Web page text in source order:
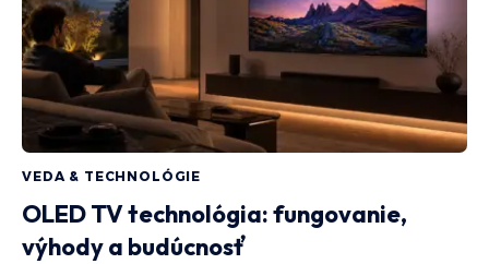
VEDA & TECHNOLÓGIE
OLED TV technológia: fungovanie,
výhody a budúcnosť